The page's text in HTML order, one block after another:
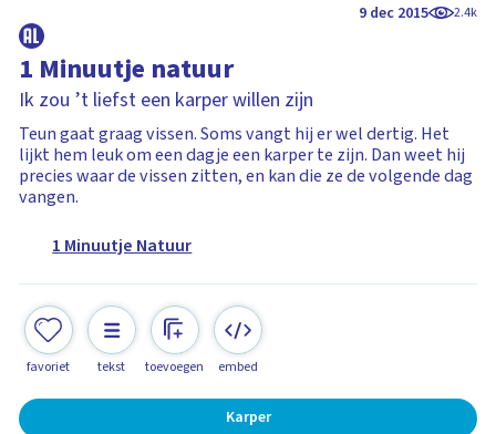
9 dec 2015 2.4k
1 Minuutje natuur
Ik zou ’t liefst een karper willen zijn
Teun gaat graag vissen. Soms vangt hij er wel dertig. Het
lijkt hem leuk om een dagje een karper te zijn. Dan weet hij
precies waar de vissen zitten, en kan die ze de volgende dag
vangen.
1 Minuutje Natuur
favoriet tekst toevoegen embed
Karper